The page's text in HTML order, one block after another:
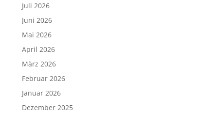
Juli 2026
Juni 2026
Mai 2026
April 2026
März 2026
Februar 2026
Januar 2026
Dezember 2025